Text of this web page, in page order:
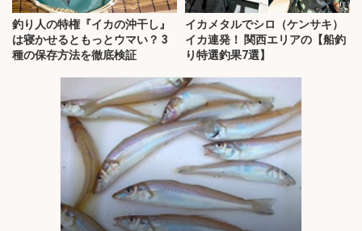
釣り人の特権『イカの沖干し』
は寝かせるともっとウマい？ 3
種の保存方法を徹底検証
イカメタルでシロ（ケンサキ）
イカ連発！ 関西エリアの【船釣
り特選釣果7選】